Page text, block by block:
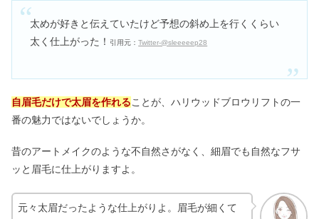
太めが好きと伝えていたけど予想の斜め上を行くくらい
太く仕上がった！
引用元：Twitter-@sleeeeep28
自眉毛だけで太眉を作れることが、ハリウッドブロウリフトの一
番の魅力ではないでしょうか。
昔のアートメイクのような不自然さがなく、細眉でも自然なフサ
ッと眉毛に仕上がりますよ。
元々太眉だったような仕上がりよ。眉毛が細くて